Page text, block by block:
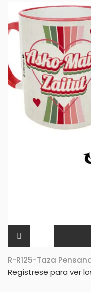
R-R125-Taza
Regístrese para ver